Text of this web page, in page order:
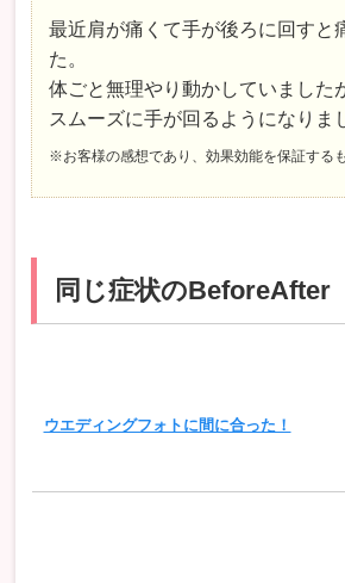
最近肩が痛くて手が後ろに回すと
た。
体ごと無理やり動かしていました
スムーズに手が回るようになりま
※お客様の感想であり、効果効能を保証する
同じ症状のBeforeAfter
ウエディングフォトに間に合った！